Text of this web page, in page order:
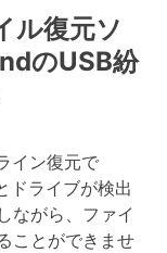
ル復元ソ
のUSB紛
イン復元で
ドライブが検出
ながら、ファイ
ことができませ